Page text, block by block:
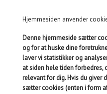
Hjemmesiden anvender
Denne hjemmeside sætter
og for at huske dine
laver vi statistikker og
at siden hele tiden forbedres,
relevant for dig. Hvis du giver
sætter cookies (enten i form
MÅSKE ER DU
FØLGENDE